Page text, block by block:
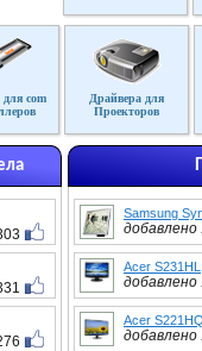
для com
Драйвера для
Проекторов
Samsung
добавлено
Acer S231HL
добавлено
Acer
добавлено